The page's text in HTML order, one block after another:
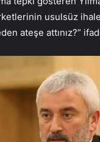
usulsüz ihale
ateşe attınız?”